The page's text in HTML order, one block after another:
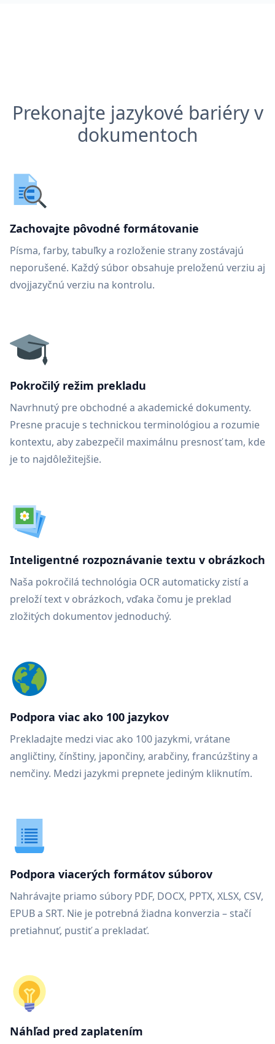
Prekonajte jazykové bariéry v
dokumentoch
Zachovajte pôvodné formátovanie
Písma, farby, tabuľky a rozloženie strany zostávajú
neporušené. Každý súbor obsahuje preloženú verziu aj
dvojjazyčnú verziu na kontrolu.
Pokročilý režim prekladu
Navrhnutý pre obchodné a akademické dokumenty.
Presne pracuje s technickou terminológiou a rozumie
kontextu, aby zabezpečil maximálnu presnosť tam, kde
je to najdôležitejšie.
Inteligentné rozpoznávanie textu v obrázkoch
Naša pokročilá technológia OCR automaticky zistí a
preloží text v obrázkoch, vďaka čomu je preklad
zložitých dokumentov jednoduchý.
Podpora viac ako 100 jazykov
Prekladajte medzi viac ako 100 jazykmi, vrátane
angličtiny, čínštiny, japončiny, arabčiny, francúzštiny a
nemčiny. Medzi jazykmi prepnete jediným kliknutím.
Podpora viacerých formátov súborov
Nahrávajte priamo súbory PDF, DOCX, PPTX, XLSX, CSV,
EPUB a SRT. Nie je potrebná žiadna konverzia – stačí
pretiahnuť, pustiť a prekladať.
Náhľad pred zaplatením